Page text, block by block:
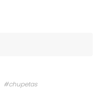
#chupetas